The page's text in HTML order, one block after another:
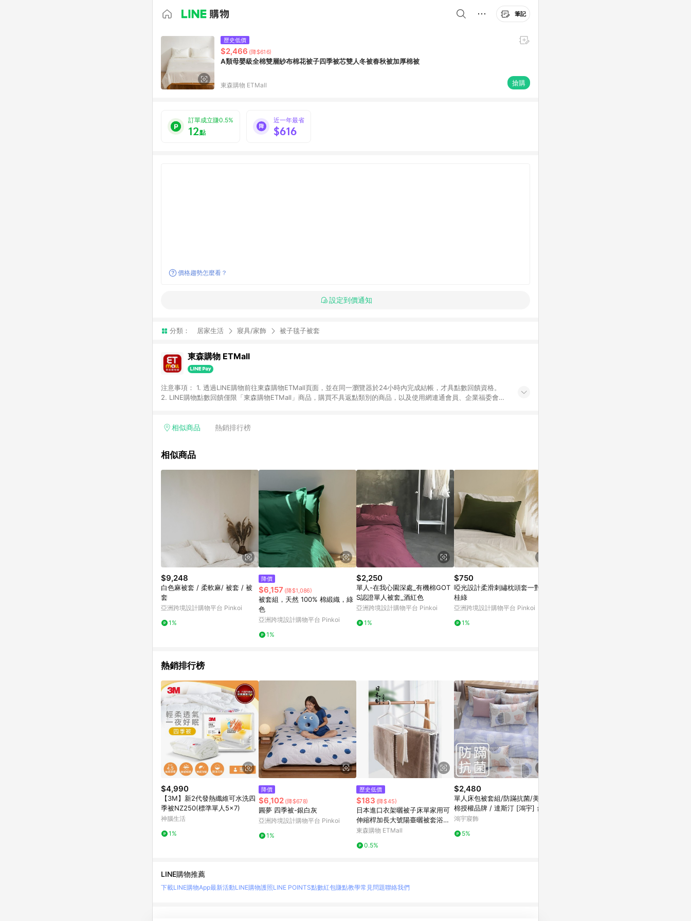
筆記
歷史低價
$2,466 (降$616)
A類母嬰級全棉雙層紗布棉花被子四季被芯雙人冬被春秋被加厚棉被
東森購物 ETMall 搶購
訂單成立賺0.5%
12點
近一年最省
$616
價格趨勢怎麼看？
設定到價通知
分類： 居家生活 寢具/家飾 被子毯子被套
東森購物 ETMall
注意事項： 1. 透過LINE購物前往東森購物ETMall頁面，並在同一瀏覽器於24小時內完成結帳，才具點數回饋資格。
2. LINE購物點數回饋僅限「東森購物ETMall」商品，購買不具返點類別的商品，以及使用網連通會員、企業福委會員
「草莓網」全館商品。 4. 如取消訂單、退貨、退款或購物中登出東森購物ETMall，將無法獲得點數回饋。 5. 點數回
面顯示為準。 7. LINE購物設有「單一商品最高回饋點數」機制(特殊活動時開放「回饋無上限」)，以同一訂單中同一
品資料更新會有時間差，如顯示之商品規格、顏色、價位、贈品與東森購物ETMall銷售網頁不符，以銷售網頁標示為
準。 9. 若有贈點爭議，請務必於訂單日期+180天以內至LINE購物客服洽詢；若超過180天(含)以上進行申訴，恕無法
贈點回饋。 10. 部分點數紅包僅限指定商品使用，或不適用於無回饋商品。各點數紅包之適用商品與使用條件請依點數
相似商品 熱銷排行榜
相似商品
$9,248
白色麻被套 / 柔軟麻/ 被套 / 被
套
亞洲跨境設計購物平台 Pinkoi
1%
降價
$6,157 (降$1,086)
被套組，天然 100% 棉緞織，綠
色
亞洲跨境設計購物平台 Pinkoi
1%
$2,250
單人-在我心園深處_有機棉GOT
S認證單人被套_酒紅色
亞洲跨境設計購物平台 Pinkoi
1%
$750
啞光設計柔滑刺繡枕頭套一對-月
桂綠
亞洲跨境設計購物平台 Pinkoi
1%
熱銷排行榜
$4,990
【3M】新2代發熱纖維可水洗四
季被NZ250(標準單人5x7)
神腦生活
1%
降價
$6,102 (降$678)
圓夢 四季被-銀白灰
亞洲跨境設計購物平台 Pinkoi
1%
歷史低價
$183 (降$45)
日本進口衣架曬被子床單家用可
伸縮桿加長大號陽臺曬被套浴巾
神器
東森購物 ETMall
0.5%
$2,480
單人床包被套組/防蹣抗菌/美國
棉授權品牌 / 達斯汀 [鴻宇] 台灣
製 - 2305咖
鴻宇寢飾
5%
LINE購物推薦
下載LINE購物App最新活動LINE購物護照LINE POINTS點數紅包賺點教學常見問題聯絡我們